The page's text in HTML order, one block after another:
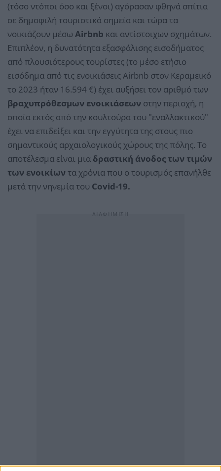
(τόσο ντόποι όσο και ξένοι) αγόρασαν φθηνά σπίτια
σε δημοφιλή τουριστικά σημεία και τώρα τα
νοικιάζουν μέσω Airbnb και αντίστοιχων σχημάτων.
Επιπλέον, η δυνατότητα εξασφάλισης εισοδήματος
από πλουσιότερους τουρίστες (το μέσο ετήσιο
εισόδημα από τις ενοικιάσεις Airbnb στον Κεραμεικό
το 2023 ήταν 16.594 €) έχει αυξήσει τον αριθμό των
βραχυπρόθεσμων ενοικιάσεων στην περιοχή, η
οποία εκτός από την κουλτούρα του "εναλλακτικού"
έχει να επιδείξει και την εγγύτητα της στους πιο
σημαντικούς αρχαιολογικούς χώρους της πόλης. Το
αποτέλεσμα είναι μια δραστική άνοδος των τιμών
των ενοικίων τα χρόνια που ο τουρισμός επανήλθε
μετά την νηνεμία του Covid-19.